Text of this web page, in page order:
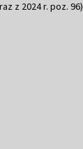
z 2024 r. poz. 96)